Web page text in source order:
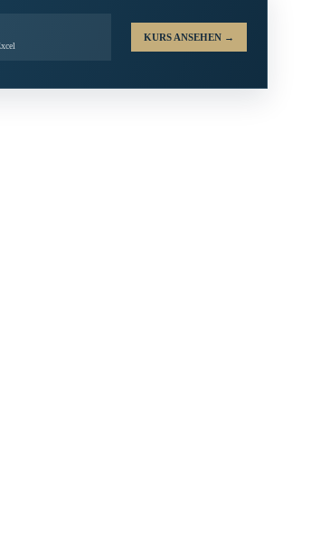
KURS ANSEHEN →